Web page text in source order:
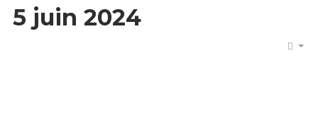
5 juin 2024